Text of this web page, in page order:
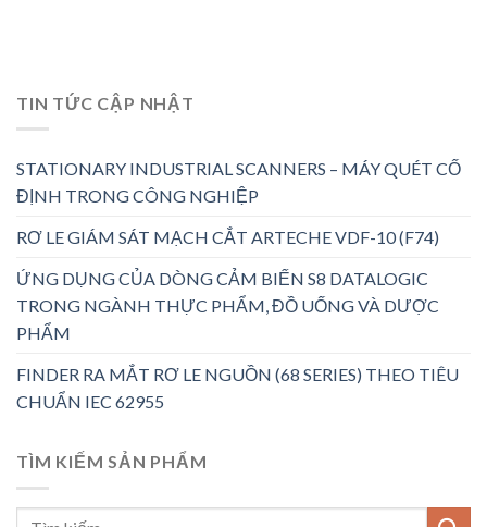
TIN TỨC CẬP NHẬT
STATIONARY INDUSTRIAL SCANNERS – MÁY QUÉT CỐ
ĐỊNH TRONG CÔNG NGHIỆP
RƠ LE GIÁM SÁT MẠCH CẮT ARTECHE VDF-10 (F74)
ỨNG DỤNG CỦA DÒNG CẢM BIẾN S8 DATALOGIC
TRONG NGÀNH THỰC PHẨM, ĐỒ UỐNG VÀ DƯỢC
PHẨM
FINDER RA MẮT RƠ LE NGUỒN (68 SERIES) THEO TIÊU
CHUẨN IEC 62955
TÌM KIẾM SẢN PHẨM